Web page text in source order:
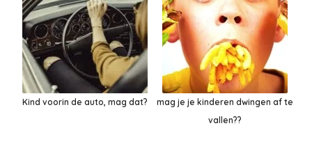
Kind voorin de auto, mag dat?
mag je je kinderen dwingen af te
vallen??